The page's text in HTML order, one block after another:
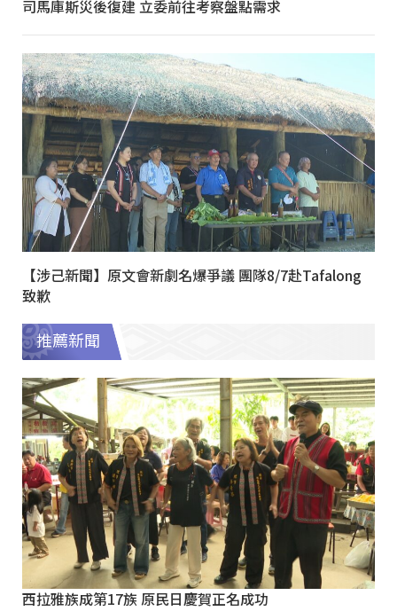
司馬庫斯災後復建 立委前往考察盤點需求
【涉己新聞】原文會新劇名爆爭議 團隊8/7赴Tafalong
致歉
推薦新聞
西拉雅族成第17族 原民日慶賀正名成功